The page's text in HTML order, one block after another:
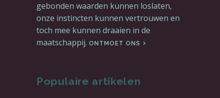
gebonden waarden kunnen loslaten,
onze instincten kunnen vertrouwen en
toch mee kunnen draaien in de
maatschappij. ONTMOET ONS
Populaire artikelen